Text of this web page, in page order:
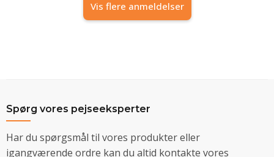
Vis flere anmeldelser
Spørg vores pejseeksperter
Har du spørgsmål til vores produkter eller
igangværende ordre kan du altid kontakte vores